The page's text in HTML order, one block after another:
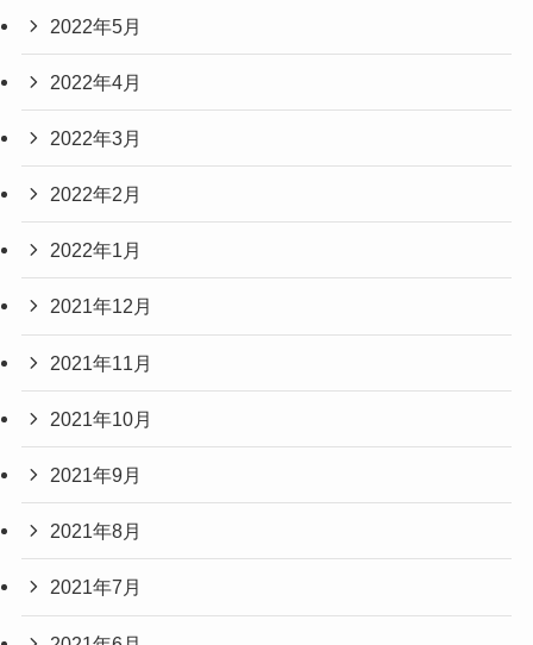
2022年5月
2022年4月
2022年3月
2022年2月
2022年1月
2021年12月
2021年11月
2021年10月
2021年9月
2021年8月
2021年7月